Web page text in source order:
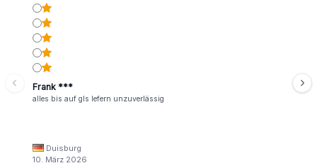
Frank ***
alles bis auf gls lefern unzuverlässig
Duisburg
10. März 2026